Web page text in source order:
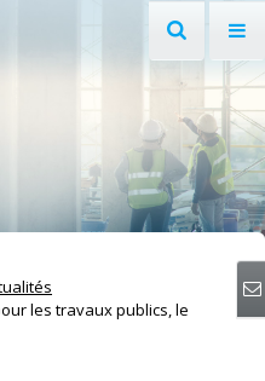
les travaux publics, le